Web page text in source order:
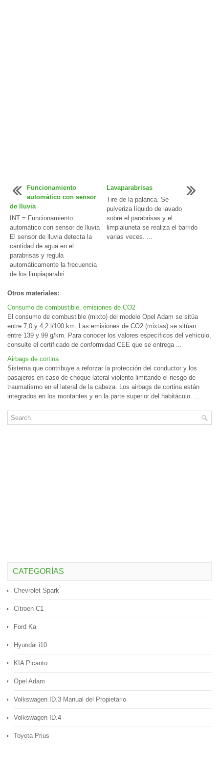
Funcionamiento
automático con sensor
de lluvia
INT = Funcionamiento
automático con sensor de lluvia
El sensor de lluvia detecta la
cantidad de agua en el
parabrisas y regula
automáticamente la frecuencia
de los limpiaparabri ...
Lavaparabrisas
Tire de la palanca. Se
pulveriza líquido de lavado
sobre el parabrisas y el
limpialuneta se realiza el barrido
varias veces. ...
Otros materiales:
Consumo de combustible, emisiones de CO2
El consumo de combustible (mixto) del modelo Opel Adam se sitúa
entre 7,0 y 4,2 l/100 km. Las emisiones de CO2 (mixtas) se sitúan
entre 139 y 99 g/km. Para conocer los valores específicos del vehículo,
consulte el certificado de conformidad CEE que se entrega ...
Airbags de cortina
Sistema que contribuye a reforzar la protección del conductor y los
pasajeros en caso de choque lateral violento limitando el riesgo de
traumatismo en el lateral de la cabeza. Los airbags de cortina están
integrados en los montantes y en la parte superior del habitáculo. ...
CATEGORÍAS
Chevrolet Spark
Citroen C1
Ford Ka
Hyundai i10
KIA Picanto
Opel Adam
Volkswagen ID.3 Manual del Propietario
Volkswagen ID.4
Toyota Prius